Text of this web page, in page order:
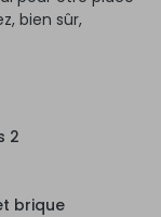
bien sûr,
2
brique